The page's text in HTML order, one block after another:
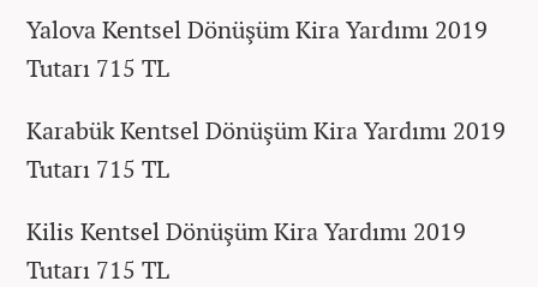
Yalova Kentsel Dönüşüm Kira Yardımı 2019
Tutarı 715 TL
Karabük Kentsel Dönüşüm Kira Yardımı 2019
Tutarı 715 TL
Kilis Kentsel Dönüşüm Kira Yardımı 2019
Tutarı 715 TL